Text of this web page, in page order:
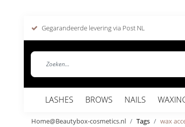
Gegarandeerde levering via Post NL
LASHES BROWS NAILS
Home@Beautybox-cosmetics.nl Tags wax